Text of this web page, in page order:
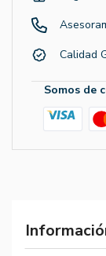
Calidad
Somos de